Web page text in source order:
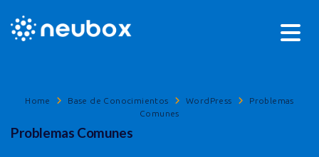
Home Base de Conocimientos WordPress
Problemas
Comunes
Problemas Comunes